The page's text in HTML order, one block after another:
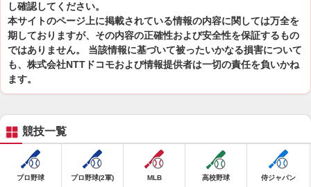
し確認してください。
本サイトのページ上に掲載されている情報の内容に関しては万全を
期しておりますが、その内容の正確性および安全性を保証するもの
ではありません。 当該情報に基づいて被ったいかなる損害について
も、株式会社NTTドコモおよび情報提供者は一切の責任を負いかね
ます。
競技一覧
プロ野球 プロ野球(2軍) MLB 高校野球 侍ジャパン